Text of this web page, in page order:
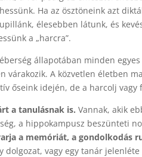
Ha az ösztöneink azt
élesebben látunk, és
a „harcra”.
állapotában minden
várakozik. A közvetlen életben
őseink idején, de a harcolj vagy
a tanulásnak is. Vannak, akik
a hippokampusz beszünteti
a memóriát, a gondolkodás
dolgozat, vagy egy tanár